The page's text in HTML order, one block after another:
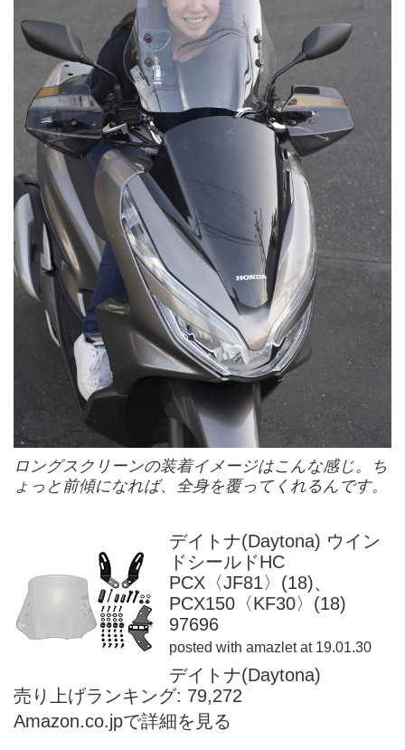
ロングスクリーンの装着イメージはこんな感じ。ち
ょっと前傾になれば、全身を覆ってくれるんです。
デイトナ(Daytona) ウイン
ドシールドHC
PCX〈JF81〉(18)、
PCX150〈KF30〉(18)
97696
posted with amazletat 19.01.30
デイトナ(Daytona)
売り上げランキング: 79,272
Amazon.co.jpで詳細を見る